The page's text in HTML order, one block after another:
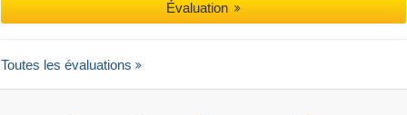
Évaluation
Toutes les évaluations